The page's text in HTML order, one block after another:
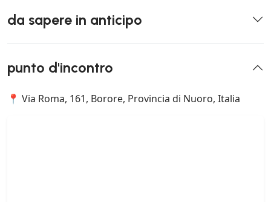
da sapere in anticipo
punto d'incontro
📍 Via Roma, 161, Borore, Provincia di Nuoro, Italia